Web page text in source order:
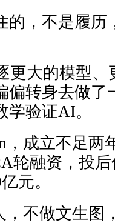
的，不是履历
更大的模型、
偏转身去做了
验证AI。
成立不足两
轮融资，投
元。
不做文生图